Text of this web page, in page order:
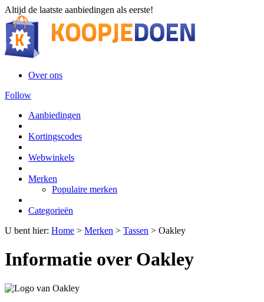
Altijd de laatste aanbiedingen als eerste!
Over ons
Follow
Aanbiedingen
Kortingscodes
Webwinkels
Merken
Populaire merken
Categorieën
U bent hier: Home > Merken > Tassen > Oakley
Informatie over Oakley